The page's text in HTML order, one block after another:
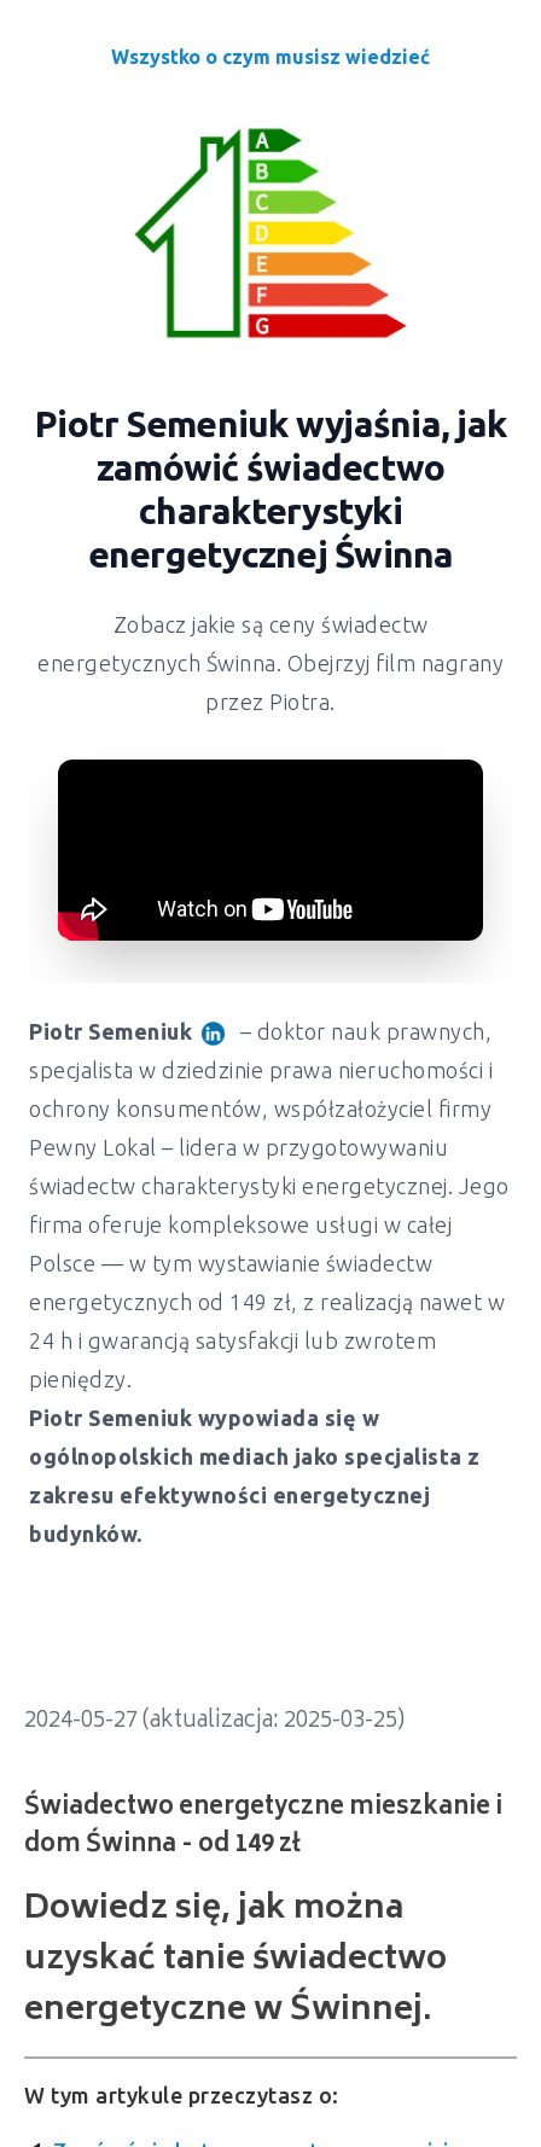
Wszystko o czym musisz wiedzieć
Piotr Semeniuk wyjaśnia, jak
zamówić świadectwo
charakterystyki
energetycznej Świnna
Zobacz jakie są ceny świadectw
energetycznych Świnna. Obejrzyj film nagrany
przez Piotra.
Piotr Semeniuk
– doktor nauk prawnych,
specjalista w dziedzinie prawa nieruchomości i
ochrony konsumentów, współzałożyciel firmy
Pewny Lokal – lidera w przygotowywaniu
świadectw charakterystyki energetycznej. Jego
firma oferuje kompleksowe usługi w całej
Polsce — w tym wystawianie świadectw
energetycznych od 149 zł, z realizacją nawet w
24 h i gwarancją satysfakcji lub zwrotem
pieniędzy.
Piotr Semeniuk wypowiada się w
ogólnopolskich mediach jako specjalista z
zakresu efektywności energetycznej
budynków.
2024-05-27 (aktualizacja: 2025-03-25)
Świadectwo energetyczne mieszkanie i
Dowiedz się, jak można
uzyskać tanie świadectwo
energetyczne w Świnnej.
W tym artykule przeczytasz o: